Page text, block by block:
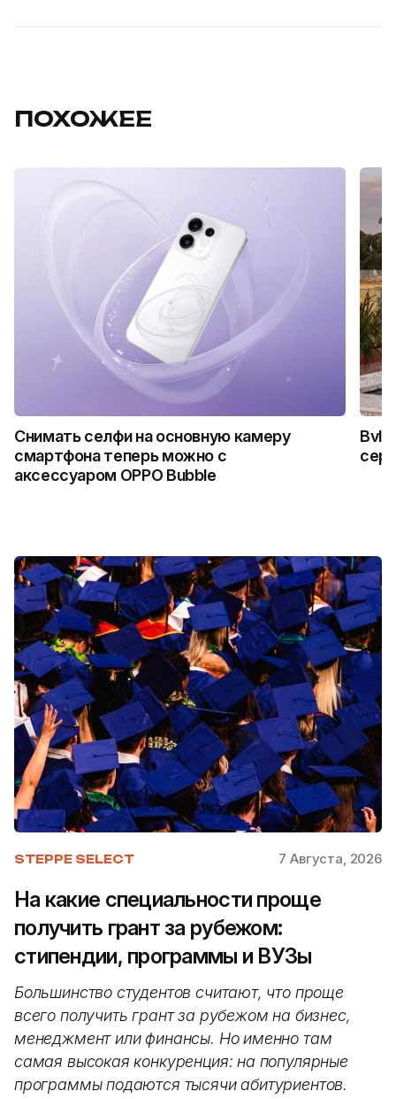
ПОХОЖЕЕ
Снимать селфи на основную камеру
смартфона теперь можно с
аксессуаром OPPO Bubble
STEPPE SELECT 7 Августа, 2026
На какие специальности проще
получить грант за рубежом:
стипендии, программы и ВУЗы
Большинство студентов считают, что проще
всего получить грант за рубежом на бизнес,
менеджмент или финансы. Но именно там
самая высокая конкуренция: на популярные
программы подаются тысячи абитуриентов.